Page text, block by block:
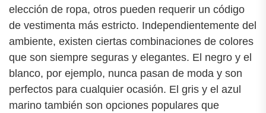
elección de ropa, otros pueden requerir un código
de vestimenta más estricto. Independientemente del
ambiente, existen ciertas combinaciones de colores
que son siempre seguras y elegantes. El negro y el
blanco, por ejemplo, nunca pasan de moda y son
perfectos para cualquier ocasión. El gris y el azul
marino también son opciones populares que